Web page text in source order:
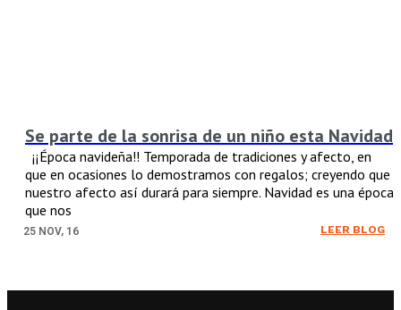
Se parte de la sonrisa de un niño esta Navidad
25 NOV, 16
¡¡Época navideña!! Temporada de tradiciones y afecto, en
que en ocasiones lo demostramos con regalos; creyendo que
nuestro afecto así durará para siempre. Navidad es una época
que nos
LEER BLOG